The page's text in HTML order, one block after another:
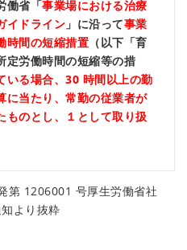
働省「事業場における治療
イドライン 」に沿って事業
時間の短縮措置 （以下「育
定労働時間の短縮等の措
いる場合、30 時間以上の勤
に当たり、常勤の従業者が
ものとし、１として取り扱
第 1206001 号厚生労働省社
より抜粋